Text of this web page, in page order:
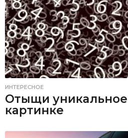
ИНТЕРЕСНОЕ
Отыщи уникальное
картинке